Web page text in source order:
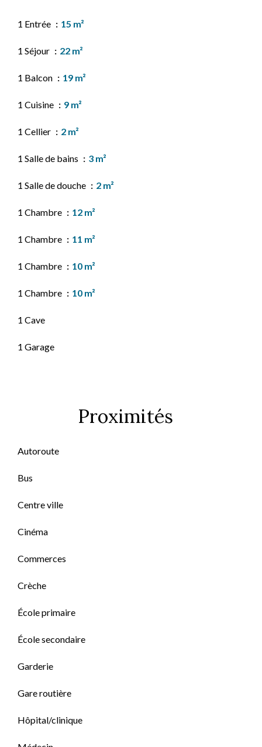
1 Entrée 15 m²
1 Séjour 22 m²
1 Balcon 19 m²
1 Cuisine 9 m²
1 Cellier 2 m²
1 Salle de bains 3 m²
1 Salle de douche 2 m²
1 Chambre 12 m²
1 Chambre 11 m²
1 Chambre 10 m²
1 Chambre 10 m²
1 Cave
1 Garage
Proximités
Autoroute
Bus
Centre ville
Cinéma
Commerces
Crèche
École primaire
École secondaire
Garderie
Gare routière
Hôpital/clinique